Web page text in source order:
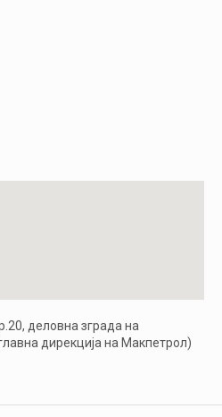
деловна зграда на
дирекција на Макпетрол)